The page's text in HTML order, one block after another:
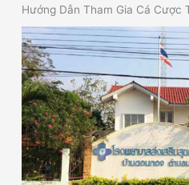
Hướng Dẫn Tham Gia Cá Cược